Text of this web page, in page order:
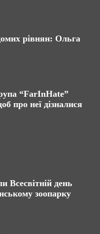
рівнян: Ольга
“FarInHate”
про неї дізналися
Всесвітній день
зоопарку